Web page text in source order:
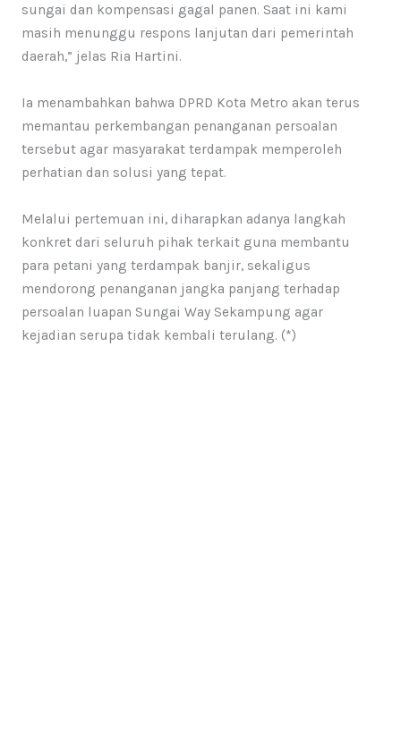
sungai dan kompensasi gagal panen. Saat ini kami
masih menunggu respons lanjutan dari pemerintah
daerah,” jelas Ria Hartini.
Ia menambahkan bahwa DPRD Kota Metro akan terus
memantau perkembangan penanganan persoalan
tersebut agar masyarakat terdampak memperoleh
perhatian dan solusi yang tepat.
Melalui pertemuan ini, diharapkan adanya langkah
konkret dari seluruh pihak terkait guna membantu
para petani yang terdampak banjir, sekaligus
mendorong penanganan jangka panjang terhadap
persoalan luapan Sungai Way Sekampung agar
kejadian serupa tidak kembali terulang. (*)